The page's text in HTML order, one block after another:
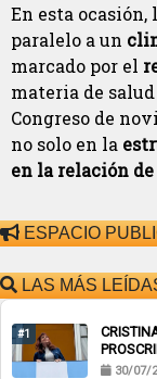
En esta
paralelo a un
marcado por el
materia de
Congreso de
no solo en la
en la relación
ESPACIO
LAS MÁS
#1
30/07/